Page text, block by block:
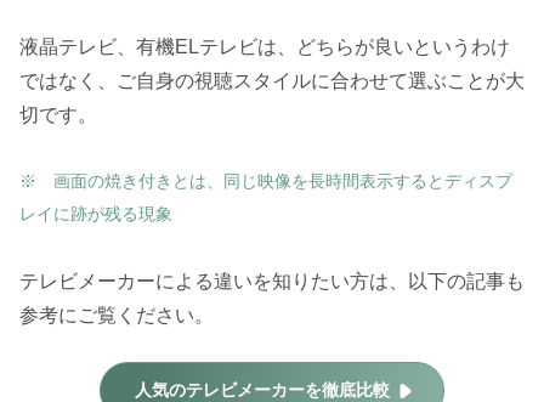
液晶テレビ、有機ELテレビは、どちらが良いというわけ
ではなく、ご自身の視聴スタイルに合わせて選ぶことが大
切です。
※ 画面の焼き付きとは、同じ映像を長時間表示するとディスプ
レイに跡が残る現象
テレビメーカーによる違いを知りたい方は、以下の記事も
参考にご覧ください。
人気のテレビメーカーを徹底比較